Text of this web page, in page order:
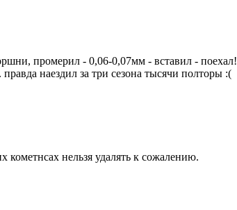
промерил - 0,06-0,07мм - вставил - поехал!
наездил за три сезона тысячи полторы :(
кометнсах нельзя удалять к сожалению.